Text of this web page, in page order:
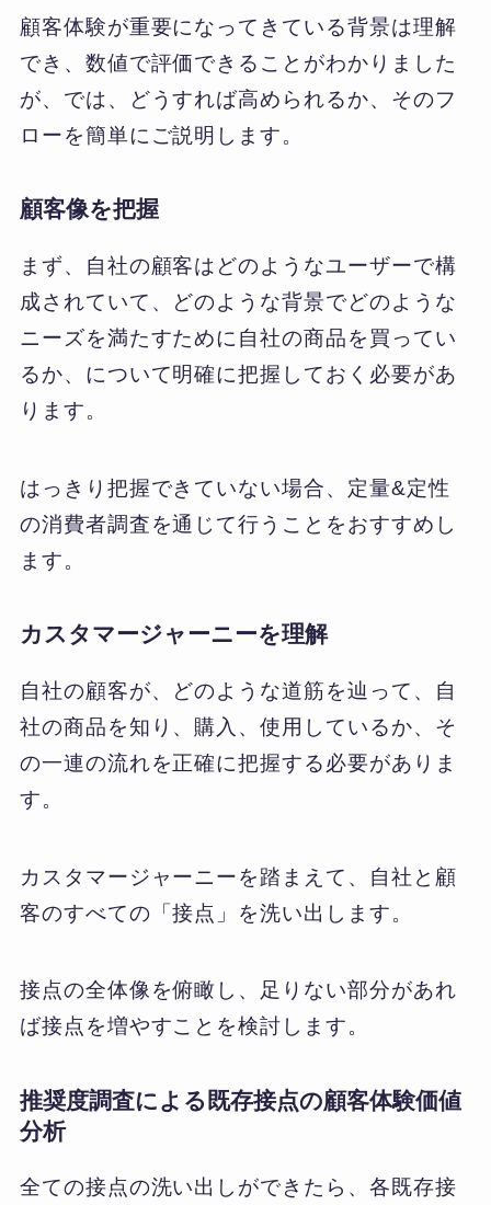
顧客体験が重要になってきている背景は理解
でき、数値で評価できることがわかりました
が、では、どうすれば高められるか、そのフ
ローを簡単にご説明します。
顧客像を把握
まず、自社の顧客はどのようなユーザーで構
成されていて、どのような背景でどのような
ニーズを満たすために自社の商品を買ってい
るか、について明確に把握しておく必要があ
ります。
はっきり把握できていない場合、定量&定性
の消費者調査を通じて行うことをおすすめし
ます。
カスタマージャーニーを理解
自社の顧客が、どのような道筋を辿って、自
社の商品を知り、購入、使用しているか、そ
の一連の流れを正確に把握する必要がありま
す。
カスタマージャーニーを踏まえて、自社と顧
客のすべての「接点」を洗い出します。
接点の全体像を俯瞰し、足りない部分があれ
ば接点を増やすことを検討します。
推奨度調査による既存接点の顧客体験価値
分析
全ての接点の洗い出しができたら、各既存接